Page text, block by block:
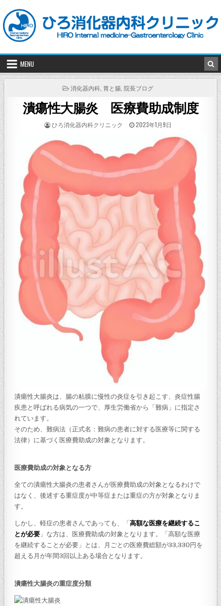
to
content
MENU
POSTED
消化器内科 胃と腸 院長ブログ
潰瘍性大腸炎 医療費助成制度
POSTED
ひろ消化器内科クリニック
POSTED
2023年1月9日
潰瘍性大腸炎は、腸の粘膜に慢性の炎症を引き起こす、炎症性腸
疾患と呼ばれる病気の一つで、厚生労働省から「難病」に指定さ
れています。
そのため、難病法（正式名：難病の患者に対する医療等に関する
法律）に基づく医療費助成の対象となります。
医療費助成の対象となる方
全ての潰瘍性大腸炎の患者さんが医療費助成の対象となるわけで
はなく、後述する重症度が中等症または重症の方が対象となりま
す。
しかし、軽症の患者さんであっても、「高額な医療を継続するこ
とが必要 」な方は、医療費助成の対象となります。「高額な医療
を継続することが必要」とは、月ごとの医療費総額が33,330円を
超える月が年間3回以上ある場合となります。
潰瘍性大腸炎の重症度分類